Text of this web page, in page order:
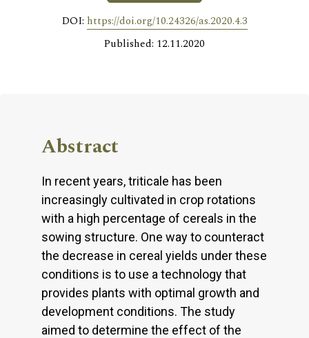
DOI: https://doi.org/10.24326/as.2020.4.3
Published: 12.11.2020
Abstract
In recent years, triticale has been
increasingly cultivated in crop rotations
with a high percentage of cereals in the
sowing structure. One way to counteract
the decrease in cereal yields under these
conditions is to use a technology that
provides plants with optimal growth and
development conditions. The study
aimed to determine the effect of the